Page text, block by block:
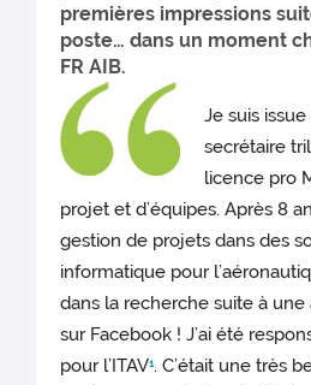
premières impressions
poste… dans un moment
FR AIB.
Je suis
secrétaire
licence pro
projet et d’équipes. Après 8
gestion de projets dans des
informatique pour
dans la recherche suite à
sur Facebook ! J’ai été
pour l’ITAV1. C’était une très